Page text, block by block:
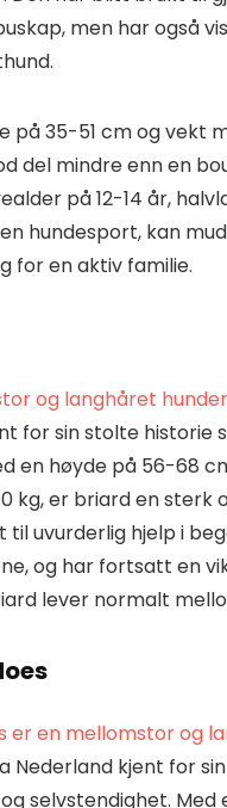
men har også
på 35-51 cm og vekt
del mindre enn en
på 12-14 år,
hundesport, kan
for en aktiv familie.
og langhåret
for sin stolte historie
en høyde på 56-68
kg, er briard en sterk
uvurderlig hjelp i
og har fortsatt en
lever normalt
er en mellomstor og
Nederland kjent for
selvstendighet. Med